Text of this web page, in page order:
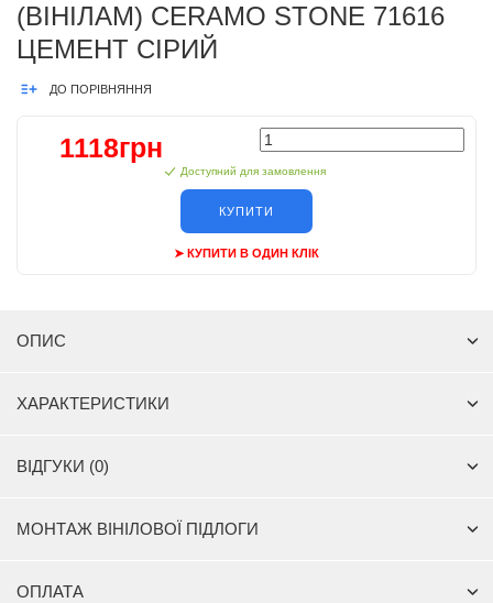
(ВІНІЛАМ) CERAMO STONE 71616
ЦЕМЕНТ СІРИЙ
ДО ПОРІВНЯННЯ
1118грн
Доступний для замовлення
КУПИТИ
➤ КУПИТИ В ОДИН КЛІК
ОПИС
ХАРАКТЕРИСТИКИ
ВІДГУКИ (0)
МОНТАЖ ВІНІЛОВОЇ ПІДЛОГИ
ОПЛАТА